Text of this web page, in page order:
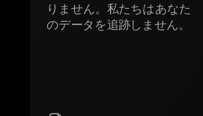
りません。私たちはあなた
のデータを追跡しません。